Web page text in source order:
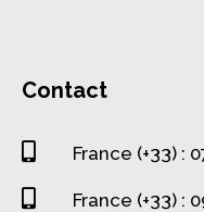
Contact
 France (+33) :
 France (+33) :